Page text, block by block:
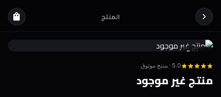
المنتج shopping_bag
Coda
5.0 · منتج موثوق
منتج غير موجود